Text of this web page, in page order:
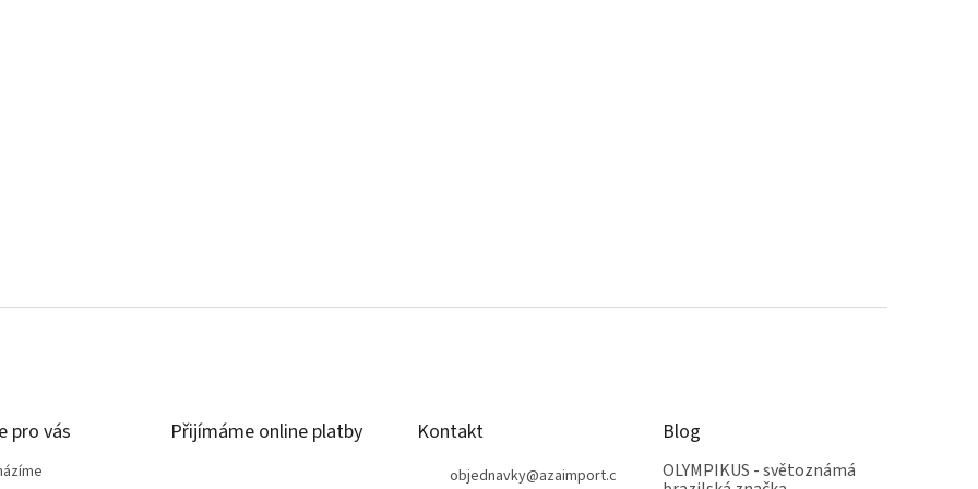
pro vás Přijímáme online platby Kontakt
objednavky@azaimport.c
Blog
OLYMPIKUS - světoznámá